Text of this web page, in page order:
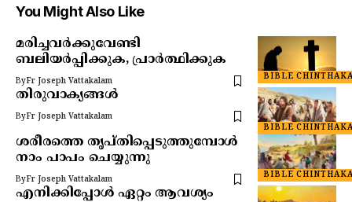
You Might Also Like
BIBLE
മരിച്ചവർക്കുവേണ്ടി
ബലിയർപ്പിക്കുക, പ്രാർത്ഥിക്കുക
ByFr Joseph Vattakalam
BIBLE
തിരുവാക്യങ്ങൾ
ByFr Joseph Vattakalam
BIBLE
ശരീരത്തെ തൃപ്തിപ്പെടുത്തുമ്പോൾ
നാം പാപം ചെയ്യുന്നു
ByFr Joseph Vattakalam
എനിക്കിപ്പോൾ ഏറ്റം ആവശ്യം